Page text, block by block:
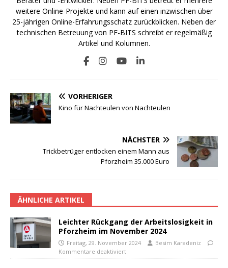
weitere Online-Projekte und kann auf einen inzwischen über
25-jährigen Online-Erfahrungsschatz zurückblicken. Neben der
technischen Betreuung von PF-BITS schreibt er regelmäßig
Artikel und Kolumnen.
VORHERIGER
Kino für Nachteulen von Nachteulen
NÄCHSTER
Trickbetrüger entlocken einem Mann aus
Pforzheim 35.000 Euro
ÄHNLICHE ARTIKEL
Leichter Rückgang der Arbeitslosigkeit in
Pforzheim im November 2024
Freitag, 29. November 2024
Besim Karadeniz
Kommentare deaktiviert